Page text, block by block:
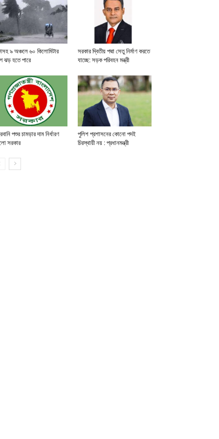
৯ অঞ্চলে ৬০ কিলোমিটার
ঝড় হতে পারে
সরকার দ্বিতীয় পদ্মা সেতু নির্মাণ করতে
যাচ্ছে: সড়ক পরিবহন মন্ত্রী
পশুর চামড়ার দাম নির্ধারণ
সরকার
পুলিশ প্রশাসনের কোনো পদই
চিরস্থায়ী নয় : প্রধানমন্ত্রী